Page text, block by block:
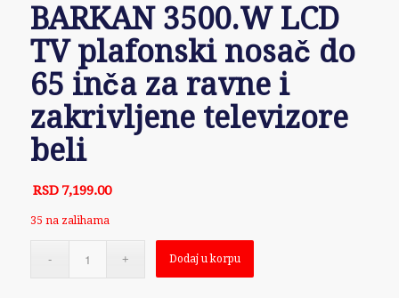
BARKAN 3500.W LCD
TV plafonski nosač do
65 inča za ravne i
zakrivljene televizore
beli
RSD 7,199.00
35 na zalihama
Dodaj u korpu